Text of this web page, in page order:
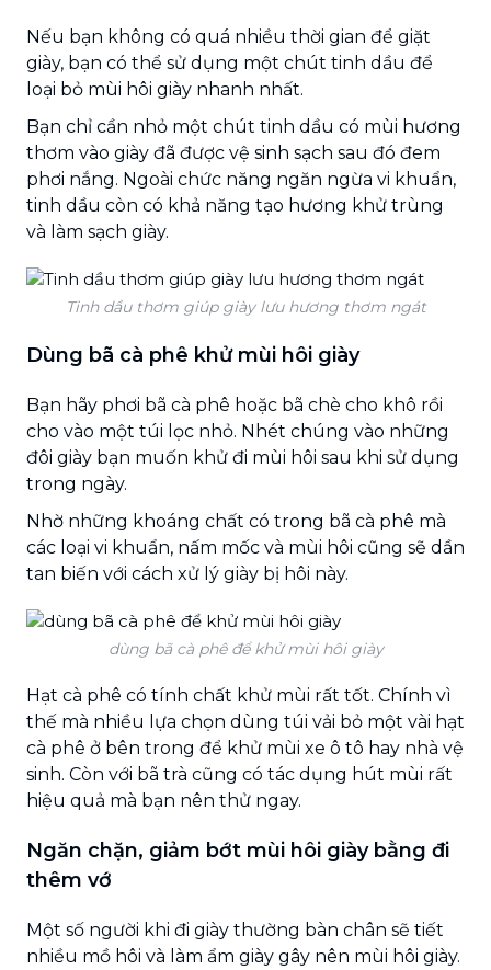
Nếu bạn không có quá nhiều thời gian để giặt
giày, bạn có thể sử dụng một chút tinh dầu để
loại bỏ mùi hôi giày nhanh nhất.
Bạn chỉ cần nhỏ một chút tinh dầu có mùi hương
thơm vào giày đã được vệ sinh sạch sau đó đem
phơi nắng. Ngoài chức năng ngăn ngừa vi khuẩn,
tinh dầu còn có khả năng tạo hương khử trùng
và làm sạch giày.
Tinh dầu thơm giúp giày lưu hương thơm ngát
Dùng bã cà phê khử mùi hôi giày
Bạn hãy phơi bã cà phê hoặc bã chè cho khô rồi
cho vào một túi lọc nhỏ. Nhét chúng vào những
đôi giày bạn muốn khử đi mùi hôi sau khi sử dụng
trong ngày.
Nhờ những khoáng chất có trong bã cà phê mà
các loại vi khuẩn, nấm mốc và mùi hôi cũng sẽ dần
tan biến với cách xử lý giày bị hôi này.
dùng bã cà phê để khử mùi hôi giày
Hạt cà phê có tính chất khử mùi rất tốt. Chính vì
thế mà nhiều lựa chọn dùng túi vải bỏ một vài hạt
cà phê ở bên trong để khử mùi xe ô tô hay nhà vệ
sinh. Còn với bã trà cũng có tác dụng hút mùi rất
hiệu quả mà bạn nên thử ngay.
Ngăn chặn, giảm bớt mùi hôi giày bằng đi
thêm vớ
Một số người khi đi giày thường bàn chân sẽ tiết
nhiều mồ hôi và làm ẩm giày gây nên mùi hôi giày.